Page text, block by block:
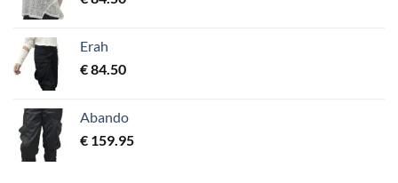
Erah
€84.50
Abando
€ 159.95